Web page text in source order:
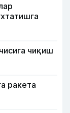
чиқиш
ракета